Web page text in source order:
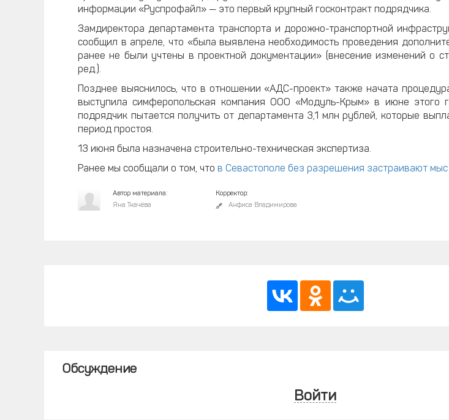
информации «Руспрофайл» — это первый крупный госконтракт подрядчика.
Замдиректора департамента транспорта и дорожно-транспортной
сообщил в апреле, что «была выявлена необходимость проведения
ранее не были учтены в проектной документации» (внесение изменений о
ред.).
Позднее выяснилось, что в отношении «АДС-проект» также начата
выступила симферопольская компания ООО «Модуль-Крым» в июне этого
подрядчик пытается получить от департамента 3,1 млн рублей, которые
период простоя.
13 июня была назначена строительно-техническая экспертиза.
Ранее мы сообщали о том, что в Севастополе без разрешения застраивают
Автор материала:
Яна Ткачёва
Корректор:
Анфиса Владимирова
Обсуждение
Войти